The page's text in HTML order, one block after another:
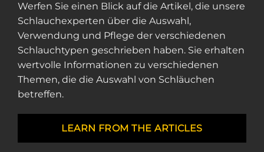
Werfen Sie einen Blick auf die Artikel, die unsere
Schlauchexperten über die Auswahl,
Verwendung und Pflege der verschiedenen
Schlauchtypen geschrieben haben. Sie erhalten
wertvolle Informationen zu verschiedenen
Themen, die die Auswahl von Schläuchen
betreffen.
LEARN FROM THE ARTICLES